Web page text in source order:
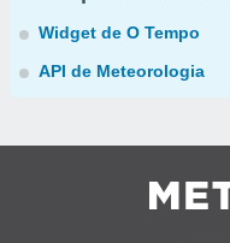
Widget de O Tempo
API de Meteorologia